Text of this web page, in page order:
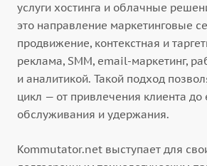
услуги хостинга и облачные
это направление маркетинговые
продвижение, контекстная и
реклама, SMM, email-маркетинг,
и аналитикой. Такой подход
цикл — от привлечения клиента до
обслуживания и удержания.
Kommutator.net выступает для